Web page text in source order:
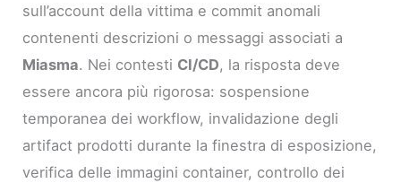
sull’account della vittima e commit anomali
contenenti descrizioni o messaggi associati a
Miasma. Nei contesti CI/CD, la risposta deve
essere ancora più rigorosa: sospensione
temporanea dei workflow, invalidazione degli
artifact prodotti durante la finestra di esposizione,
verifica delle immagini container, controllo dei